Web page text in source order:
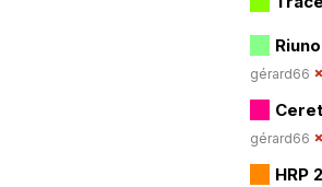
gérard66
gérard66
HRP